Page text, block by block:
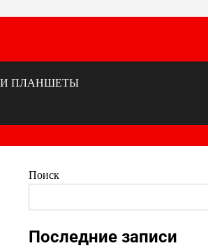
ПЛАНШЕТЫ
Поиск
Последние записи